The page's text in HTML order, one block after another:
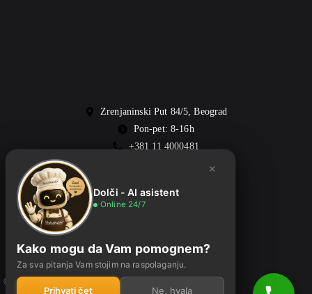
Zrenjaninski Put 84/5, Beograd
Pon-pet: 8-16h
+381 11 4000481
© 2026 Dolcefreddo • Sva prava zadržana
×
Dolči - AI asistent
Online 24/7
Kako mogu da Vam pomognem?
Za sva pitanja Vam stojim na raspolaganju.
Prihvati čet Ne, hvala